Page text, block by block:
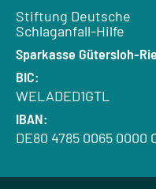
Empfänger:
Stiftung Deutsche
Schlaganfall-Hilfe
Bank:
Sparkasse Gütersloh-
BIC:
WELADED1GTL
IBAN:
DE80 4785 0065 0000